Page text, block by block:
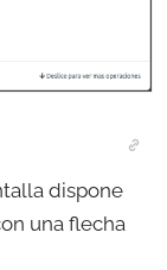
dispone
una flecha